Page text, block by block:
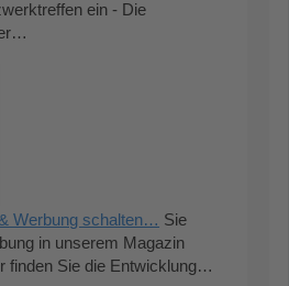
ein - Die
Werbung schalten… Sie
in unserem Magazin
finden Sie die Entwicklung…